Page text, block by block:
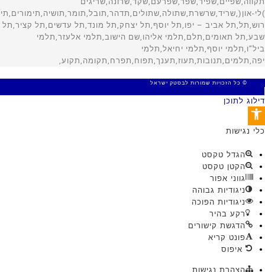
© כל הזכויות שמורות לבסטק ישראל
דילוג לתוכן
פתח סרגל נגישות
כלי נגישות
הגדל טקסט
הקטן טקסט
גווני אפור
ניגודיות גבוהה
ניגודיות הפוכה
רקע בהיר
הדגשת קישורים
פונט קריא
איפוס
הצהרת נגישות